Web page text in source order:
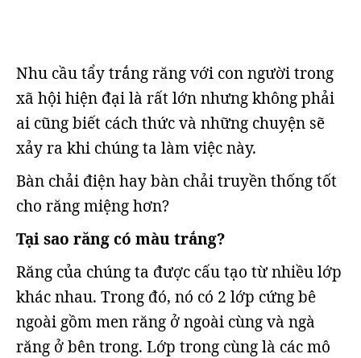
Nhu cầu tẩy trắng răng với con người trong
xã hội hiện đại là rất lớn nhưng không phải
ai cũng biết cách thức và những chuyện sẽ
xảy ra khi chúng ta làm việc này.
Bàn chải điện hay bàn chải truyền thống tốt
cho răng miệng hơn?
Tại sao răng có màu trắng?
Răng của chúng ta được cấu tạo từ nhiều lớp
khác nhau. Trong đó, nó có 2 lớp cứng bê
ngoài gồm men răng ở ngoài cùng và ngà
răng ở bên trong. Lớp trong cùng là các mô